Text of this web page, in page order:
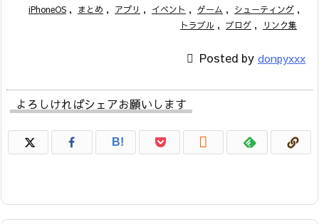
iPhoneOS , まとめ , アプリ , イベント , ゲーム , シューティング ,
トラブル , ブログ , リンク集
 Posted by donpyxxx
よろしければシェアお願いします
B! 